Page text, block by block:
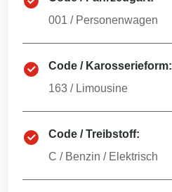
001 / Personenwagen
Code / Karosserieform:
163 / Limousine
Code / Treibstoff:
C / Benzin / Elektrisch